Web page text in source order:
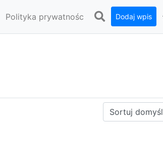
Polityka prywatnośc Dodaj wpis
Sortuj: